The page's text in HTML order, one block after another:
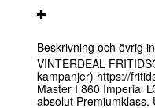
Hartalux
El-jalusi framruta
Heki 2 taklucka
Beskrivning och övrig
VINTERDEAL
kampanjer) https://
Master I 860 Imperial
absolut Premiumklass.